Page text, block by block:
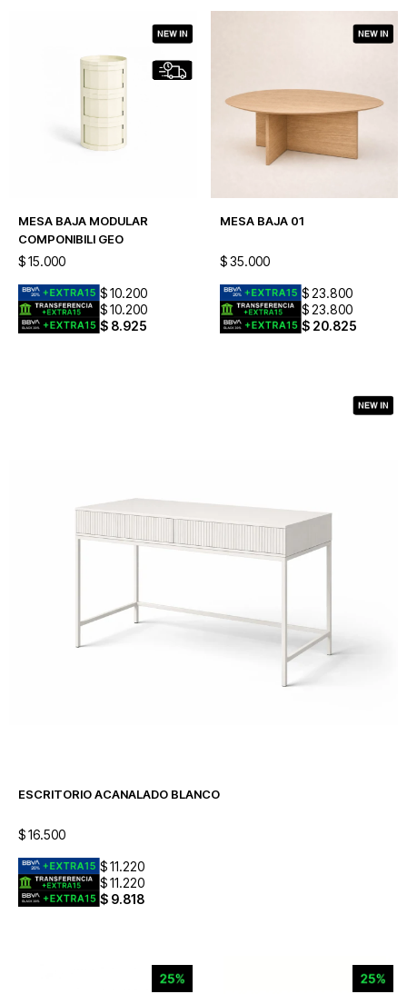
MESA BAJA MODULAR
COMPONIBILI GEO
$15.000
$10.200
$10.200
$ 8.925
MESA BAJA 01
$ 35.000
$ 23.800
$ 23.800
$ 20.825
ESCRITORIO ACANALADO BLANCO
$16.500
$11.220
$11.220
$ 9.818